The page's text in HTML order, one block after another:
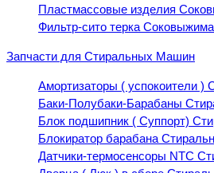
Пластмассовые изделия
Фильтр-сито терка
Запчасти для Стиральных Машин
Амортизаторы ( успокоители
Баки-Полубаки-Барабаны
Блок подшипник ( Суппорт)
Блокиратор барабана
Датчики-термосенсоры NTC